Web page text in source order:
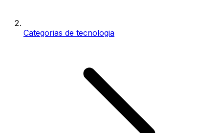
Categorias de tecnologia